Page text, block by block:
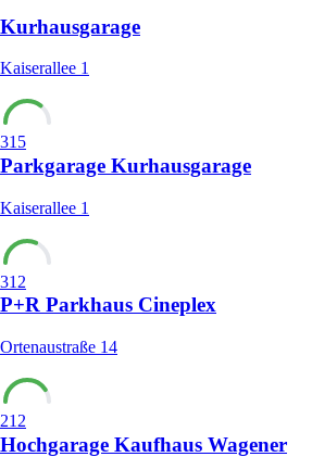
Kurhausgarage
Kaiserallee 1
315
Parkgarage Kurhausgarage
Kaiserallee 1
312
P+R Parkhaus Cineplex
Ortenaustraße 14
212
Hochgarage Kaufhaus Wagener